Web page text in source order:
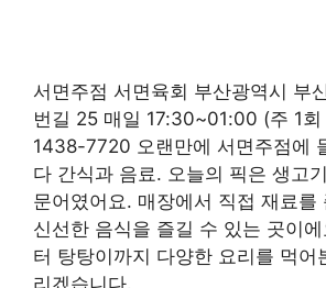
서면주점 서면육회 부산광역시 부
번길 25 매일 17:30~01:00 (주 1
1438-7720 오랜만에 서면주점에
다 간식과 음료. 오늘의 픽은 생고
문어였어요. 매장에서 직접 재료를
신선한 음식을 즐길 수 있는 곳이
터 탕탕이까지 다양한 요리를 먹어
리겠습니다.